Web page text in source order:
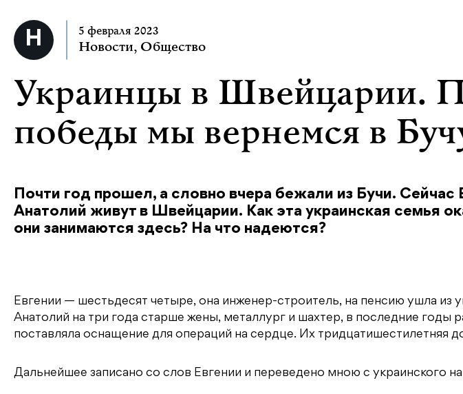
5 февраля 2023
Новости, Общество
Украинцы в Швейцарии.
победы мы вернемся в
Почти год прошел, а словно вчера бежали из Бучи. Сейчас
Анатолий живут в Швейцарии. Как эта украинская семья
они занимаются здесь? На что надеются?
Евгении — шестьдесят четыре, она инженер-строитель, на пенсию ушла из
Анатолий на три года старше жены, металлург и шахтер, в последние годы
поставляла оснащение для операций на сердце. Их тридцатишестилетняя
Дальнейшее записано со слов Евгении и переведено мною с украинского